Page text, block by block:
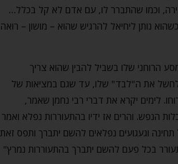
וכמו שהתברר לו, עם אדם לא קל בכלל…
נותן ליחיאל להרגיש שהוא – מושון – רואה
הרוחני שלו בשביל להבין שהוא צריך
לחשל את ה"לבד" שלו, עד שגם במציאות של
לימים יקרא את דברי רבי נחמן שאמר,
הנפש. והרים אז ידיו בהתעוררות נפלא ואמר
וגעגועים נפלאים להשם יתברך ותפס זאת
בכל פעם להשם יתברך בהתעוררות נמרץ"